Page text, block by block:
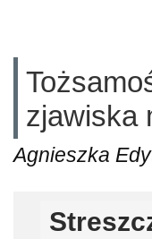
zjawiska
Agnieszka